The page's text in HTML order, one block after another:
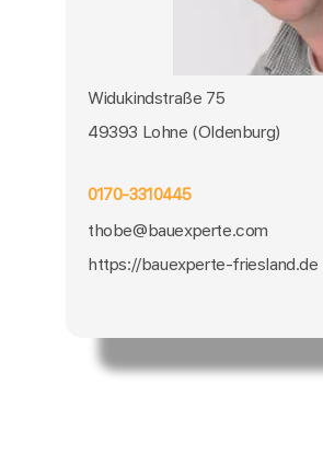
Widukindstraße 75
49393 Lohne (Oldenburg)
0170-3310445
thobe@bauexperte.com
https://bauexperte-friesland.de